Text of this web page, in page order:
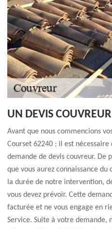
UN DEVIS
Avant que nous commencions
Courset 62240 ; il est nécessaire
demande de devis couvreur. De
que vous aurez connaissance
la durée de notre intervention,
vous devez prévoir. Cette
facturée et ne vous engage en
Service. Suite à votre demande,